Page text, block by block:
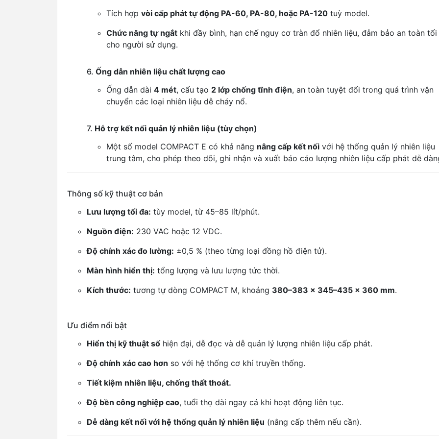
Tích hợp vòi cấp phát tự động PA-60, PA-80, hoặc PA-120 tuỳ model.
Chức năng tự ngắt khi đầy bình, hạn chế nguy cơ tràn đổ nhiên liệu, đảm bảo an toàn tối
cho người sử dụng.
6. Ống dẫn nhiên liệu chất lượng cao
Ống dẫn dài 4 mét, cấu tạo 2 lớp chống tĩnh điện, an toàn tuyệt đối trong quá trình vận
chuyển các loại nhiên liệu dễ cháy nổ.
7. Hỗ trợ kết nối quản lý nhiên liệu (tùy chọn)
Một số model COMPACT E có khả năng nâng cấp kết nối với hệ thống quản lý nhiên liệu
trung tâm, cho phép theo dõi, ghi nhận và xuất báo cáo lượng nhiên liệu cấp phát dễ
Thông số kỹ thuật cơ bản
Lưu lượng tối đa: tùy model, từ 45–85 lít/phút.
Nguồn điện: 230 VAC hoặc 12 VDC.
Độ chính xác đo lường: ±0,5 % (theo từng loại đồng hồ điện tử).
Màn hình hiển thị: tổng lượng và lưu lượng tức thời.
Kích thước: tương tự dòng COMPACT M, khoảng 380–383 x 345–435 x 360 mm.
Ưu điểm nổi bật
Hiển thị kỹ thuật sốhiện đại, dễ đọc và dễ quản lý lượng nhiên liệu cấp phát.
Độ chính xác cao hơn so với hệ thống cơ khí truyền thống.
Tiết kiệm nhiên liệu, chống thất thoát.
Độ bền công nghiệp cao, tuổi thọ dài ngay cả khi hoạt động liên tục.
Dễ dàng kết nối với hệ thống quản lý nhiên liệu (nâng cấp thêm nếu cần).